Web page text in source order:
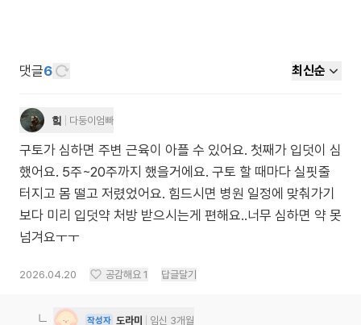
댓글6 최신순
힠 다둥이엄빠
구토가 심하면 주변 근육이 아플 수 있어요. 첫째가 입덧이 심
했어요. 5주~20주까지 했을거에요. 구토 할 때마다 실핏줄
터지고 몸 떨고 저렸었어요. 힘드시면 병원 일정에 맞춰가기
보다 미리 입덧약 처방 받으시는게 편해요..너무 심하면 약 못
넘겨요ㅜㅜ
2026.04.20 공감해요 1 답글달기
작성자 도라미 임신 3개월